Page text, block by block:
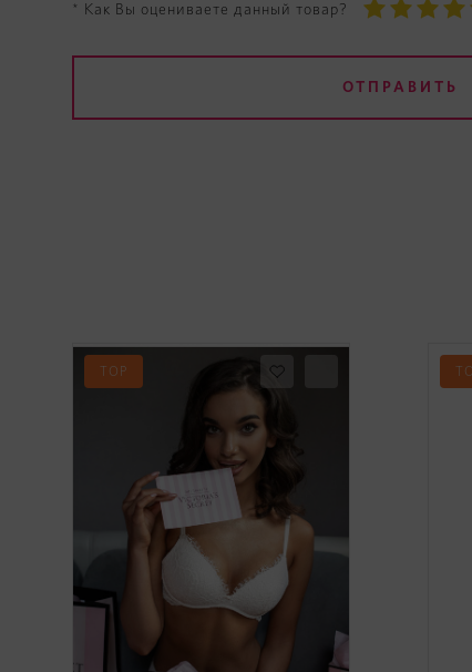
* Как Вы оцениваете данный товар?
ОТПРАВИТЬ
TOP